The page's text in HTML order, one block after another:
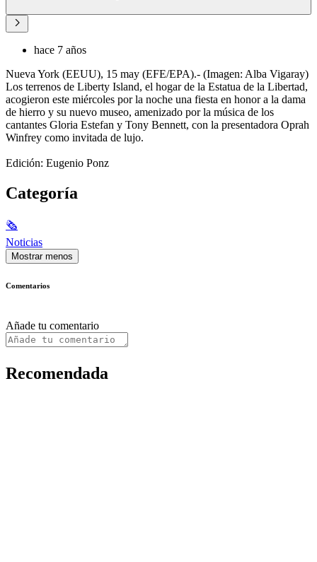
hace 7 años
Nueva York (EEUU), 15 may (EFE/EPA).- (Imagen: Alba Vigaray)
Los terrenos de Liberty Island, el hogar de la Estatua de la Libertad,
acogieron este miércoles por la noche una fiesta en honor a la dama
de hierro y su nuevo museo, amenizado por la música de los
cantantes Gloria Estefan y Tony Bennett, con la presentadora Oprah
Winfrey como invitada de lujo.
Edición: Eugenio Ponz
Categoría
🗞
Noticias
Mostrar menos
Comentarios
Añade tu comentario
Recomendada